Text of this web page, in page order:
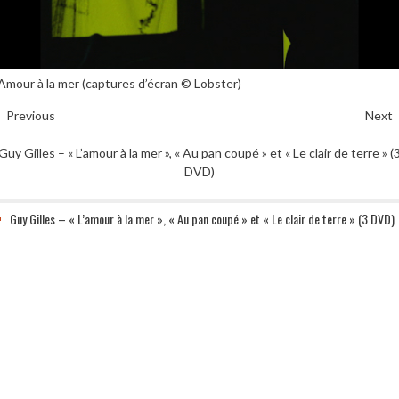
à la mer (captures d’écran © Lobster)
Next
Gilles – « L’amour à la mer », « Au pan coupé » et « Le clair de terre »
DVD)
Guy Gilles – « L’amour à la mer », « Au pan coupé » et « Le clair de terre » (3 DVD)